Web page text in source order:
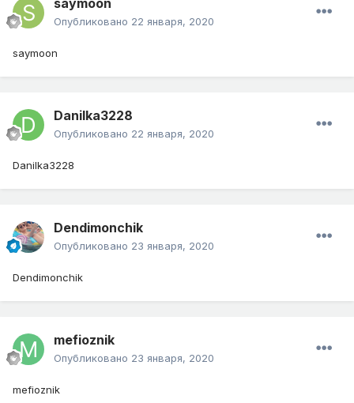
saymoon
Опубликовано 22 января, 2020
saymoon
Danilka3228
Опубликовано 22 января, 2020
Danilka3228
Dendimonchik
Опубликовано 23 января, 2020
Dendimonchik
mefioznik
Опубликовано 23 января, 2020
mefioznik